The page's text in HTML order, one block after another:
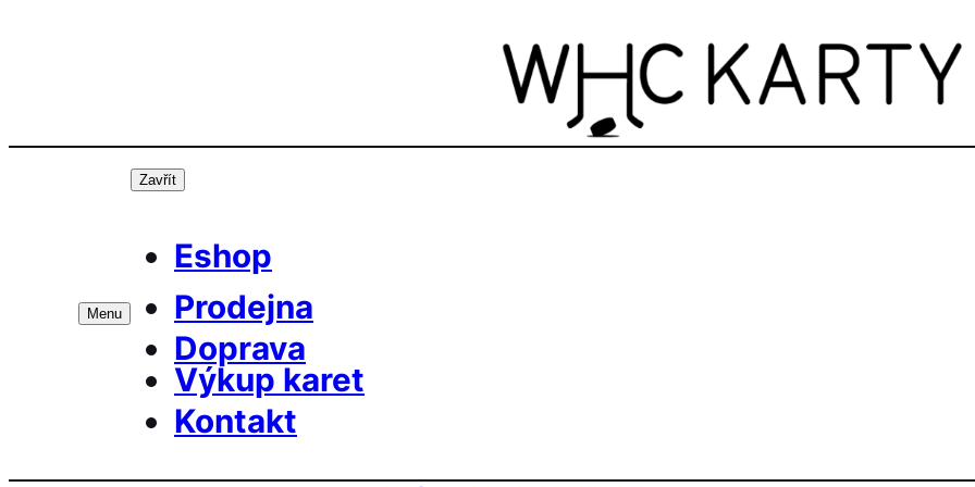
Menu
Zavřít
Eshop
Prodejna
Doprava
Výkup karet
Kontakt